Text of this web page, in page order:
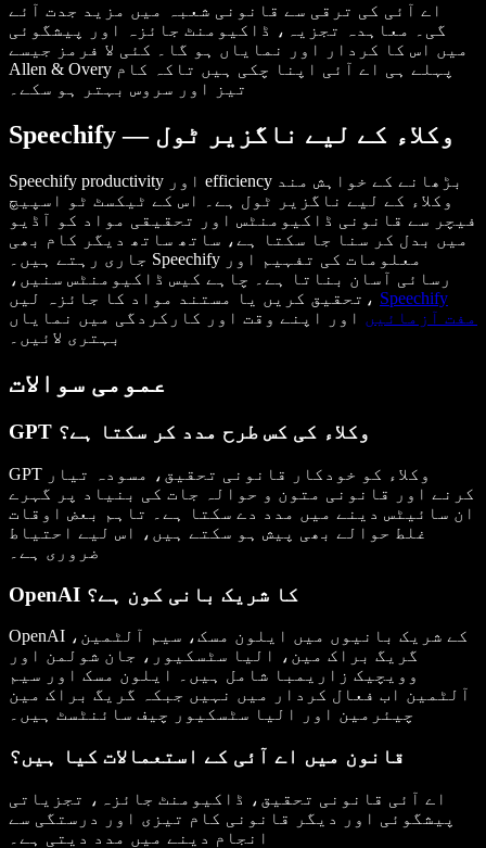
اے آئی کی ترقی سے قانونی شعبہ میں مزید جدت آئے
گی۔ معاہدہ تجزیہ، ڈاکیومنٹ جائزہ اور پیشگوئی
میں اس کا کردار اور نمایاں ہو گا۔ کئی لا فرمز جیسے
Allen & Overy پہلے ہی اے آئی اپنا چکی ہیں تاکہ کام
تیز اور سروس بہتر ہو سکے۔
Speechify — وکلاء کے لیے ناگزیر ٹول
Speechify productivity اور efficiency بڑھانے کے خواہش مند
وکلاء کے لیے ناگزیر ٹول ہے۔ اس کے ٹیکسٹ ٹو اسپیچ
فیچر سے قانونی ڈاکیومنٹس اور تحقیقی مواد کو آڈیو
میں بدل کر سنا جا سکتا ہے، ساتھ ساتھ دیگر کام بھی
جاری رہتے ہیں۔ Speechify معلومات کی تفہیم اور
رسائی آسان بناتا ہے۔ چاہے کیس ڈاکیومنٹس سنیں،
تحقیق کریں یا مستند مواد کا جائزہ لیں، Speechify
مفت آزمائیں اور اپنے وقت اور کارکردگی میں نمایاں
بہتری لائیں۔
عمومی سوالات
GPT وکلاء کی کس طرح مدد کر سکتا ہے؟
GPT وکلاء کو خودکار قانونی تحقیق، مسودہ تیار
کرنے اور قانونی متون و حوالہ جات کی بنیاد پر گہرے
ان سائیٹس دینے میں مدد دے سکتا ہے۔ تاہم بعض اوقات
غلط حوالے بھی پیش ہو سکتے ہیں، اس لیے احتیاط
ضروری ہے۔
OpenAI کا شریک بانی کون ہے؟
OpenAI کے شریک بانیوں میں ایلون مسک، سیم آلٹمین،
گریگ براک مین، الیا سٹسکیور، جان شولمن اور
وویچیک زاریمبا شامل ہیں۔ ایلون مسک اور سیم
آلٹمین اب فعال کردار میں نہیں جبکہ گریگ براک مین
چیئرمین اور الیا سٹسکیور چیف سائنٹسٹ ہیں۔
قانون میں اے آئی کے استعمالات کیا ہیں؟
اے آئی قانونی تحقیق، ڈاکیومنٹ جائزہ، تجزیاتی
پیشگوئی اور دیگر قانونی کام تیزی اور درستگی سے
انجام دینے میں مدد دیتی ہے۔